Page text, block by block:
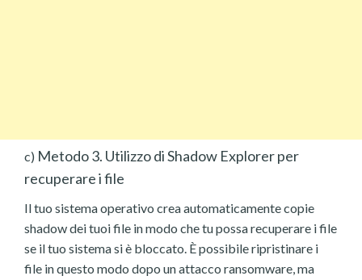
c) Metodo 3. Utilizzo di Shadow Explorer per
recuperare i file
Il tuo sistema operativo crea automaticamente copie
shadow dei tuoi file in modo che tu possa recuperare i file
se il tuo sistema si è bloccato. È possibile ripristinare i
file in questo modo dopo un attacco ransomware, ma